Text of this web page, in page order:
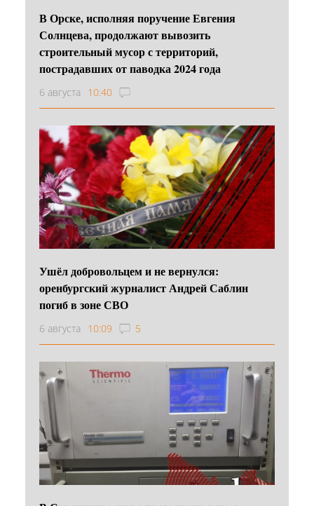
В Орске, исполняя поручение Евгения
Солнцева, продолжают вывозить
строительный мусор с территорий,
пострадавших от паводка 2024 года
6 августа 10:40
Ушёл добровольцем и не вернулся:
оренбургский журналист Андрей Саблин
погиб в зоне СВО
6 августа 10:09 5